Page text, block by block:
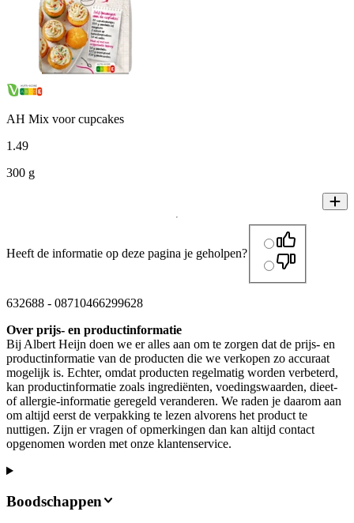
AH Mix voor cupcakes
1 .49
300 g
Heeft de informatie op deze pagina je geholpen?
632688 - 08710466299628
Over prijs- en productinformatie
Bij Albert Heijn doen we er alles aan om te zorgen dat de prijs- en
productinformatie van de producten die we verkopen zo accuraat
mogelijk is. Echter, omdat producten regelmatig worden verbeterd,
kan productinformatie zoals ingrediënten, voedingswaarden, dieet-
of allergie-informatie geregeld veranderen. We raden je daarom aan
om altijd eerst de verpakking te lezen alvorens het product te
nuttigen. Zijn er vragen of opmerkingen dan kan altijd contact
opgenomen worden met onze klantenservice.
Boodschappen